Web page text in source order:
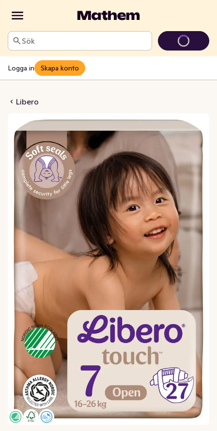
Sök
Logga in Skapa konto
Libero
16-26kg